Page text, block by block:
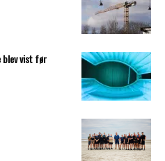
blev vist før